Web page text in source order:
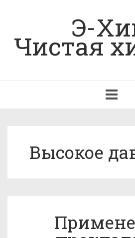
Э-
Чистая
navigation
Высокое